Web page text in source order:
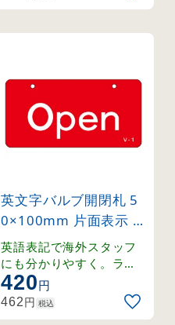
英文字バルブ開閉札 5
0×100mm 片面表示 O
pen(赤) (168001)
英語表記で海外スタッフ
にも分かりやすく。ラミ
ネート加工の硬質塩ビ製
。
420円
462円 税込